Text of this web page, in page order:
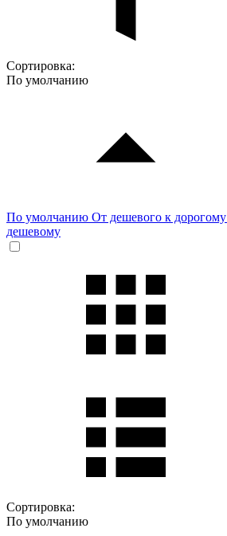
Сортировка:
По умолчанию
По умолчанию От дешевого к дорогому
дешевому
Сортировка:
По умолчанию